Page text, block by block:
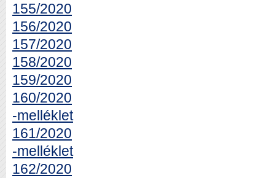
155/2020
156/2020
157/2020
158/2020
159/2020
160/2020
-melléklet
161/2020
-melléklet
162/2020